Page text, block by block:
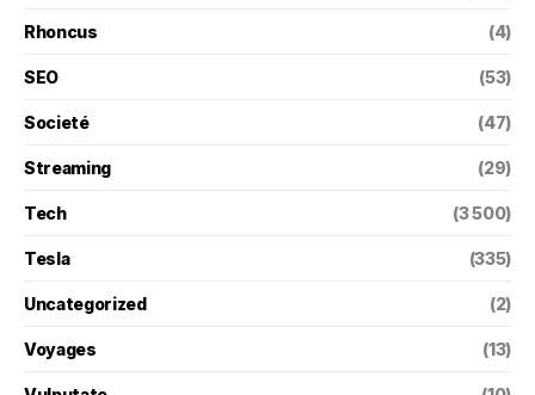
Rhoncus (4)
SEO (53)
Societé (47)
Streaming (29)
Tech (3 500)
Tesla (335)
Uncategorized (2)
Voyages (13)